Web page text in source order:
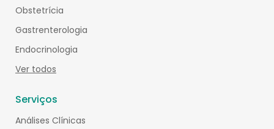
Obstetrícia
Gastrenterologia
Endocrinologia
Ver todos
Serviços
Análises Clínicas